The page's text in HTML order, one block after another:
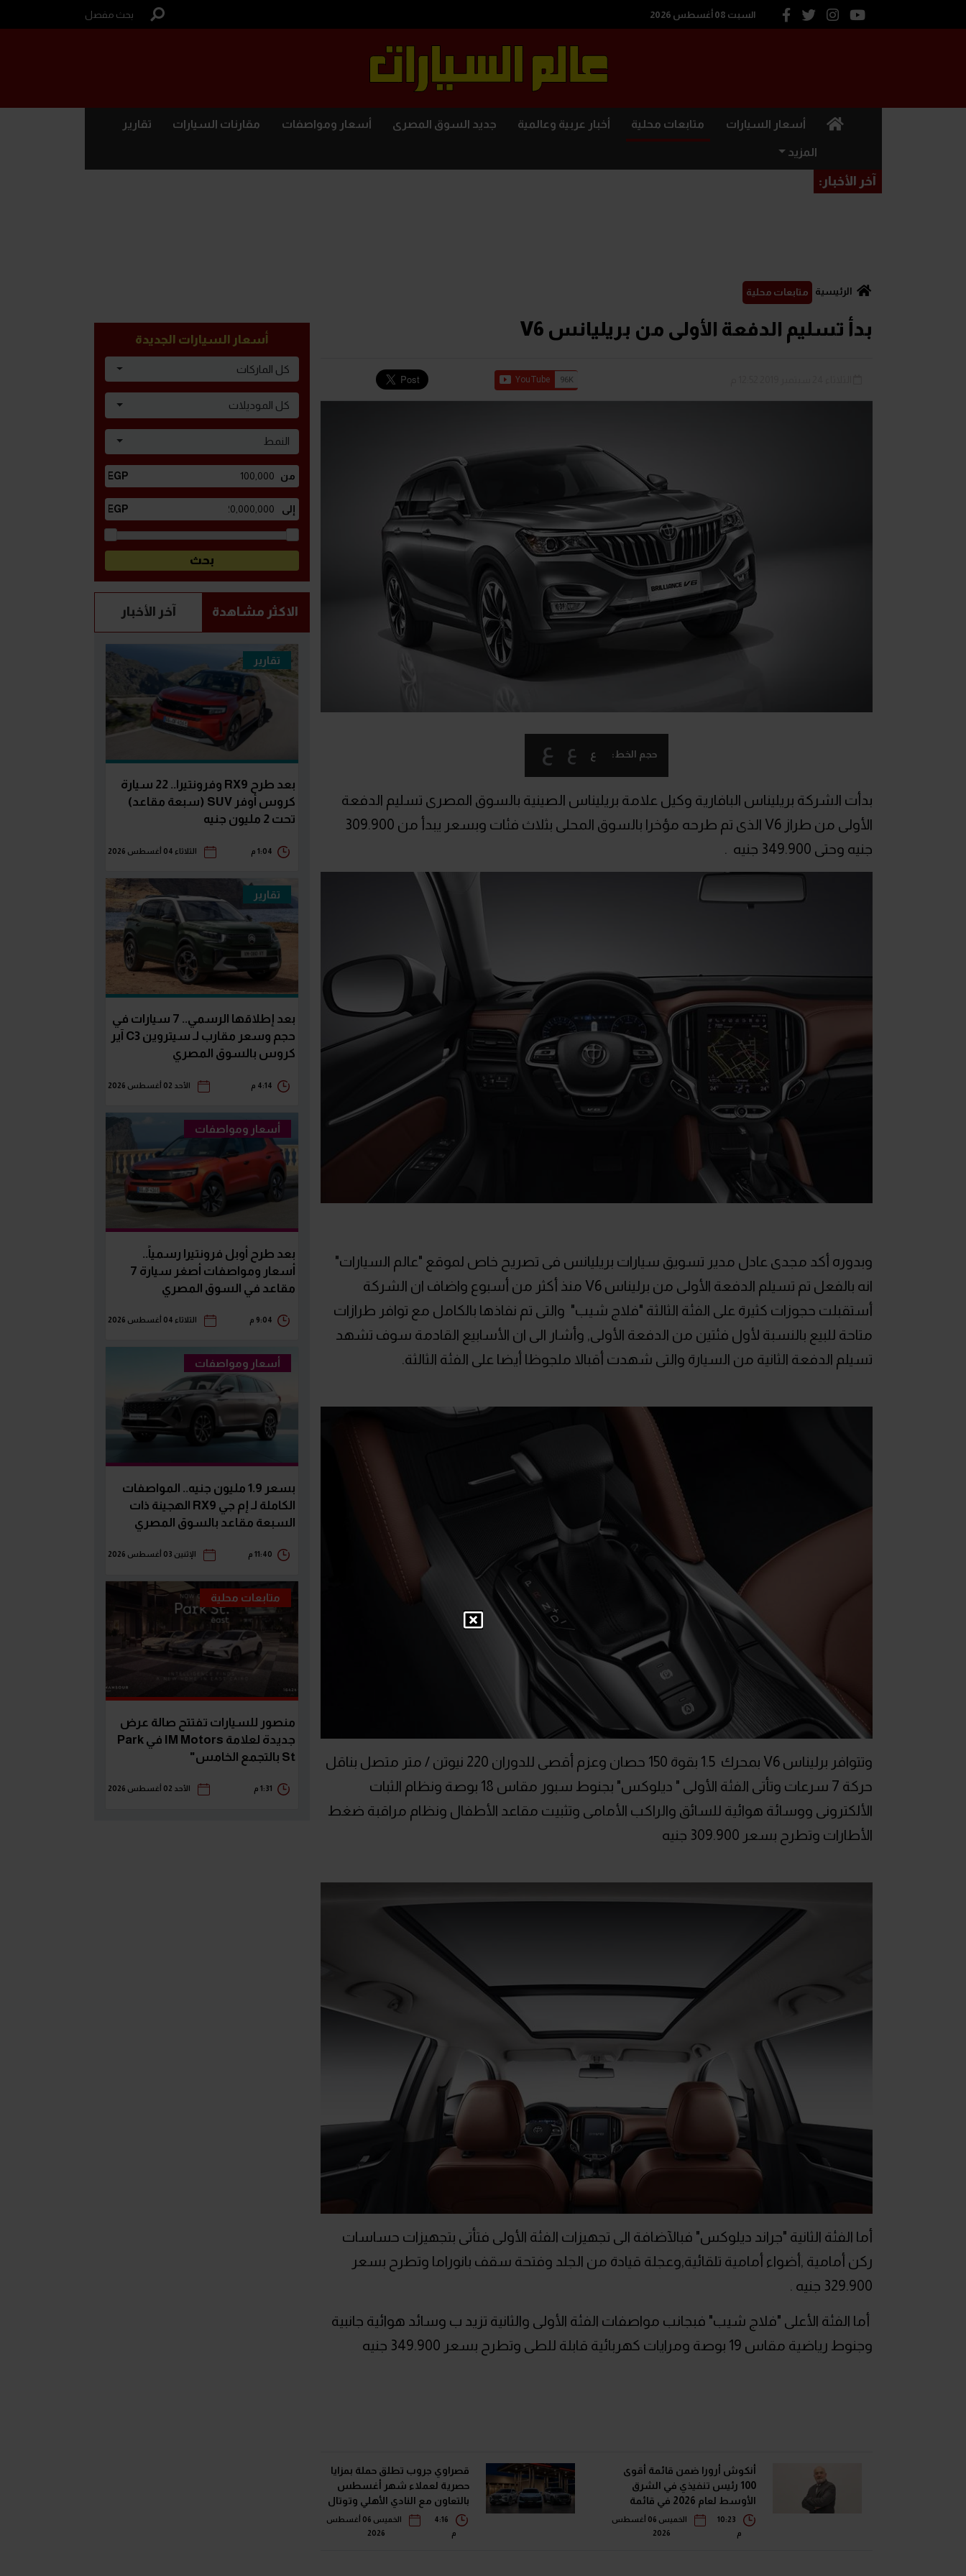
السبت 08 أغسطس 2026 بحث مفصل
(current) أسعار السيارات متابعات محلية أخبار عربية وعالمية جديد السوق المصرى أسعار ومواصفات مقارنات السيارات تقارير
المزيد
آخر الأخبار:
الرئيسية متابعات محلية
بدأ تسليم الدفعة الأولى من بريليانس V6
حجم الخط: ع ع ع
بدأت الشركة بريليناس البافارية وكيل علامة بريليناس الصينية بالسوق المصرى تسليم الدفعة
الأولى من طراز V6 الذى تم طرحه مؤخرا بالسوق المحلى بثلاث فئات وبسعر يبدأ من 309.900
جنيه وحتى 349.900 جنيه .
وبدوره أكد مجدى عادل مدير تسويق سيارات بريليانس فى تصريح خاص لموقع "عالم السيارات"
انه بالفعل تم تسيلم الدفعة الأولى من برليناس V6 منذ أكثر من أسبوع واضاف ان الشركة
أستقبلت حجوزات كثيرة على الفئة الثالثة "فلاج شيب" والتى تم نفاذها بالكامل مع توافر طرازات
متاحة للبيع بالنسبة لأول فئتين من الدفعة الأولى, وأشار الى ان الأسابيع القادمة سوف تشهد
تسيلم الدفعة الثانية من السيارة والتى شهدت أقبالا ملجوظا أيضا على الفئة الثالثة.
وتتوافر برليناس V6 بمحرك 1.5 بقوة 150 حصان وعزم أقصى للدوران 220 نيوتن / متر متصل بناقل
حركة 7 سرعات وتأتى الفئة الأولى " ديلوكس" بجنوط سبور مقاس 18 بوصة ونظام الثبات
الألكترونى ووسائة هوائية للسائق والراكب الأمامى وتثبيت مقاعد الأطفال ونظام مراقبة ضغط
الأطارات وتطرح بسعر 309.900 جنيه
أما الفئة الثانية "جراند ديلوكس" فبالآضافة الى تجهيزات الفئة الأولى فتأتى بتجهيزات حساسات
ركن أمامية ,أضواء أمامية تلقائية,وعجلة قيادة من الجلد وفتحة سقف بانوراما وتطرح بسعر
329.900 جنيه .
أما الفئة الأعلى "فلاج شيب" فبجانب مواصفات الفئة الأولى والثانية تزيد ب وسائد هوائية جانبية
وجنوط رياضية مقاس 19 بوصة ومرايات كهربائية قابلة للطى وتطرح بسعر 349.900 جنيه
أنكوش أرورا ضمن قائمة أقوى
100 رئيس تنفيذي في الشرق
الأوسط لعام 2026 في قائمة
فوربس الشرق الأوسط"
10:23
م
الخميس 06 أغسطس
2026
قصراوي جروب تطلق حملة بمزايا
حصرية لعملاء شهر أغسطس
بالتعاون مع النادي الأهلي وتوتال
إنرجيز للتسويق إيجيبت
4:16
م
الخميس 06 أغسطس
2026
أسعار السيارات الجديدة
كل الماركات
كل الموديلات
النمط
الاكثر مشاهدة آخر الأخبار
تقارير
بعد طرح RX9 وفرونتيرا.. 22 سيارة
كروس أوفر SUV (سبعة مقاعد)
تحت 2 مليون جنيه
1:04 م الثلاثاء 04 أغسطس 2026
تقارير
بعد إطلاقها الرسمي.. 7 سيارات في
حجم وسعر مقارب لـ سيتروين C3 آير
كروس بالسوق المصري
4:14 م الأحد 02 أغسطس 2026
أسعار ومواصفات
بعد طرح أوبل فرونتيرا رسمياً..
أسعار ومواصفات أصغر سيارة 7
مقاعد في السوق المصري
9:04 م الثلاثاء 04 أغسطس 2026
أسعار ومواصفات
بسعر 1.9 مليون جنيه.. المواصفات
الكاملة لـ إم جي RX9 الهجينة ذات
السبعة مقاعد بالسوق المصري
11:40 م الإثنين 03 أغسطس 2026
متابعات محلية
منصور للسيارات تفتتح صالة عرض
جديدة لعلامة IM Motors في Park
St بالتجمع الخامس"
1:31 م الأحد 02 أغسطس 2026